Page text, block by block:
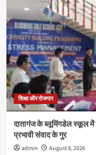
स्तनपान
सप्ताह
2026
के
अवसर
पर
पोस्टर
प्रतियोगिता
का
आयोजन
शिक्षा और रोजगार
दातागंज के ब्लूमिंगडेल स्कूल में
प्रभावी संवाद के गुर
admin
August 8, 2026